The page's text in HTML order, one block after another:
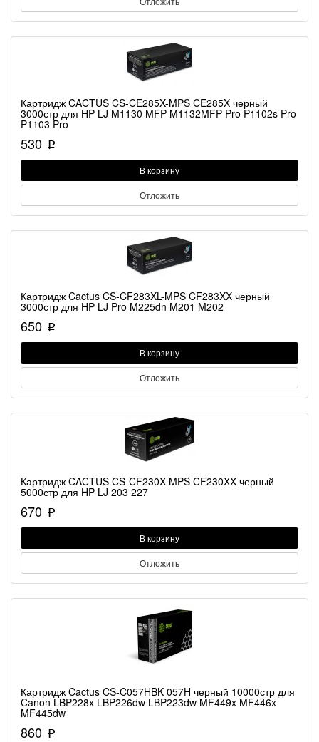
Картридж CACTUS CS-CE285X-MPS CE285X черный
3000стр для HP LJ M1130 MFP M1132MFP Pro P1102s Pro
P1103 Pro
530 p
В корзину
Отложить
Картридж Cactus CS-CF283XL-MPS CF283XX черный
3000стр для HP LJ Pro M225dn M201 M202
650 p
В корзину
Отложить
Картридж CACTUS CS-CF230X-MPS CF230XX черный
5000стр для HP LJ 203 227
670 p
В корзину
Отложить
Картридж Cactus CS-C057HBK 057H черный 10000стр для
Canon LBP228x LBP226dw LBP223dw MF449x MF446x
MF445dw
860 p